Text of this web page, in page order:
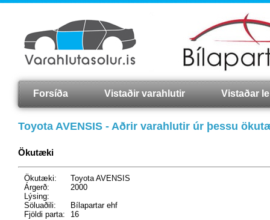
Forsíða Vistaðir varahlutir Vistaðar
Toyota AVENSIS - Aðrir varahlutir úr þessu
Ökutæki
Ökutæki:
Toyota AVENSIS
Árgerð:
2000
Lýsing:
Söluaðili:
Bílapartar ehf
Fjöldi parta:
16